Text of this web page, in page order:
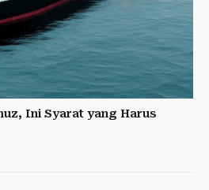
Ini Syarat yang Harus